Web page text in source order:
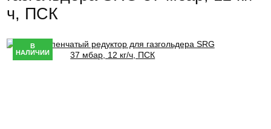
ч, ПСК
В
НАЛИЧИИ